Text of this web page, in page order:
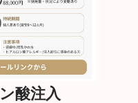
酸注入